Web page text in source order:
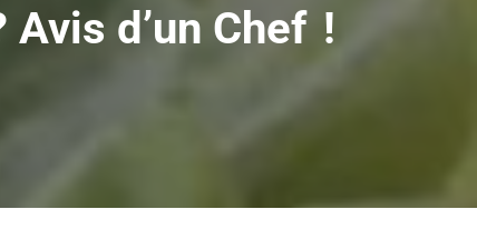
d’un Chef !